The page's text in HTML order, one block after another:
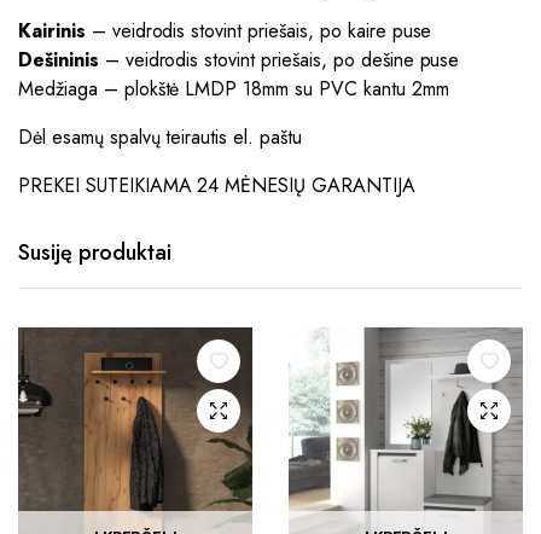
Kairinis – veidrodis stovint priešais, po kaire puse
Dešininis – veidrodis stovint priešais, po dešine puse
Medžiaga – plokštė LMDP 18mm su PVC kantu 2mm
Dėl esamų spalvų teirautis el. paštu
PREKEI SUTEIKIAMA 24 MĖNESIŲ GARANTIJA
Susiję produktai